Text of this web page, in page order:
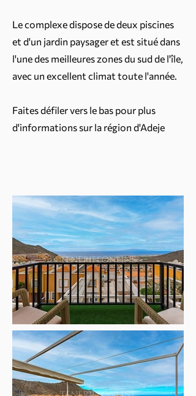
Le complexe dispose de deux piscines
et d'un jardin paysager et est situé dans
l'une des meilleures zones du sud de l'île,
avec un excellent climat toute l'année.
Faites défiler vers le bas pour plus
d'informations sur la région d'Adeje